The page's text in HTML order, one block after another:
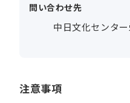
問い合わせ先
中日文化センタ
注意事項